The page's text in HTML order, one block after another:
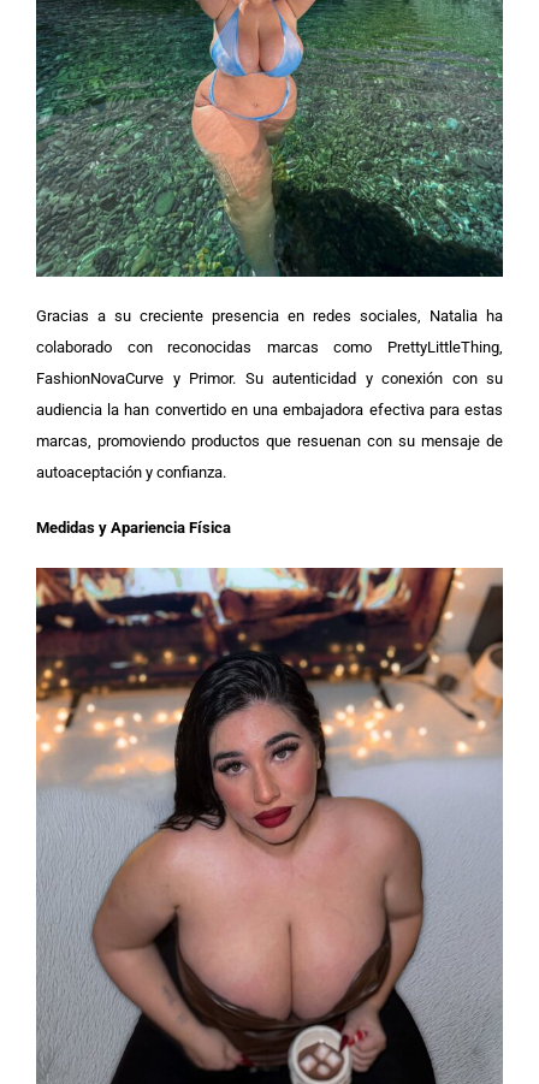
Gracias a su creciente presencia en redes sociales, Natalia ha
colaborado con reconocidas marcas como PrettyLittleThing,
FashionNovaCurve y Primor. Su autenticidad y conexión con su
audiencia la han convertido en una embajadora efectiva para estas
marcas, promoviendo productos que resuenan con su mensaje de
autoaceptación y confianza.
Medidas y Apariencia Física